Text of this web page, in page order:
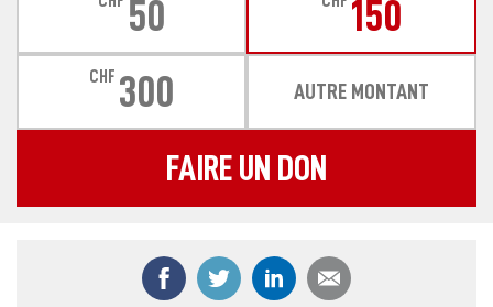
50 150
CHF 300 AUTRE MONTANT
FAIRE UN DON
Partager ce contenu sur Facebook
Partager ce contenu sur Twitter
Partager ce contenu